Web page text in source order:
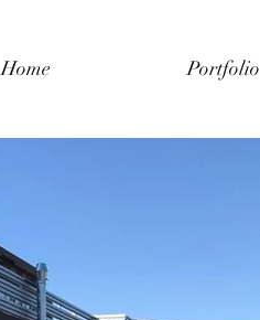
Home Portfolio